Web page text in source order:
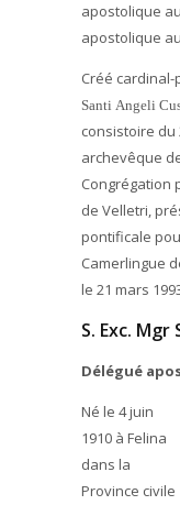
apostolique
apostolique
Créé
Santi Angeli
consistoire du
archevêque
Congrégation
de Velletri,
pontificale
Camerlingue
le 21 mars
S. Exc.
Délégué
Né le 4 juin
1910 à Felina
dans la
Province civile